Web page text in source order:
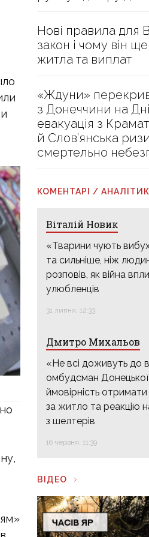
Нові правила для
закон і чому він
житла та виплат
«Ждуни»
з Донеччини на
евакуація з
й Слов’янська
смертельно
КОМЕНТАРІ /
Віталій Новик
«Тварини чують
та сильніше, ніж
розповів, як війна
улюбленців
31 липня, 12:33
Дмитро Михальов
«Не всі доживуть до
омбудсман
ймовірність отримати
за житло та реакцію
з шелтерів
16 червня, 11:39
ВІДЕО